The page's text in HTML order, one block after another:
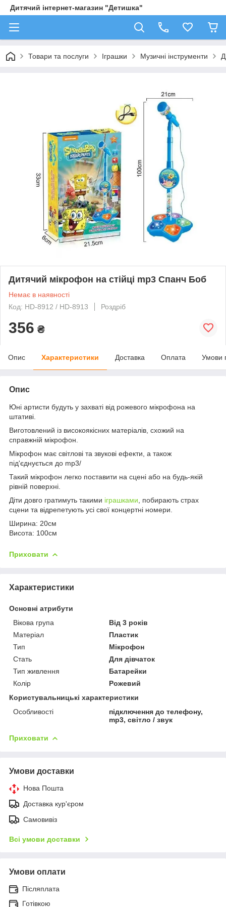
Дитячий інтернет-магазин "Детишка"
Товари та послуги Іграшки Музичні інструменти
Дитячий мікрофон на стійці mp3 Спанч Боб
Немає в наявності
Код: HD-8912 / HD-8913
Роздріб
356 ₴
Опис Характеристики Доставка Оплата Умови
Опис
Юні артисти будуть у захваті від рожевого мікрофона на
штативі.
Виготовлений із високоякісних матеріалів, схожий на
справжній мікрофон.
Мікрофон має світлові та звукові ефекти, а також
під'єднується до mp3/
Такий мікрофон легко поставити на сцені або на будь-якій
рівній поверхні.
Діти довго гратимуть такими іграшками , побирають страх
сцени та відрепетують усі свої концертні номери.
Ширина: 20см
Висота: 100см
Приховати
Характеристики
Основні атрибути
Вікова група
Від 3 років
Матеріал
Пластик
Тип
Мікрофон
Стать
Для дівчаток
Тип живлення
Батарейки
Колір
Рожевий
Користувальницькі характеристики
Особливості
підключення до телефону,
mp3, світло / звук
Приховати
Умови доставки
Нова Пошта
Доставка кур'єром
Самовивіз
Всі умови доставки
Умови оплати
Післяплата
Готівкою